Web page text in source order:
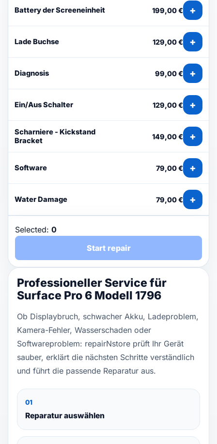
Professioneller Service für
Surface Pro 6 Modell 1796
Ob Displaybruch, schwacher Akku, Ladeproblem,
Kamera-Fehler, Wasserschaden oder
Softwareproblem: repairNstore prüft Ihr Gerät
sauber, erklärt die nächsten Schritte verständlich
und führt die passende Reparatur aus.
01
Reparatur auswählen
Battery der Screeneinheit 199,00 € +
Lade Buchse 129,00 € +
Diagnosis 99,00 € +
Ein/Aus Schalter 129,00 € +
Scharniere - Kickstand
Bracket
149,00 € +
Software 79,00 € +
Water Damage 79,00 € +
Selected:0
Start repair